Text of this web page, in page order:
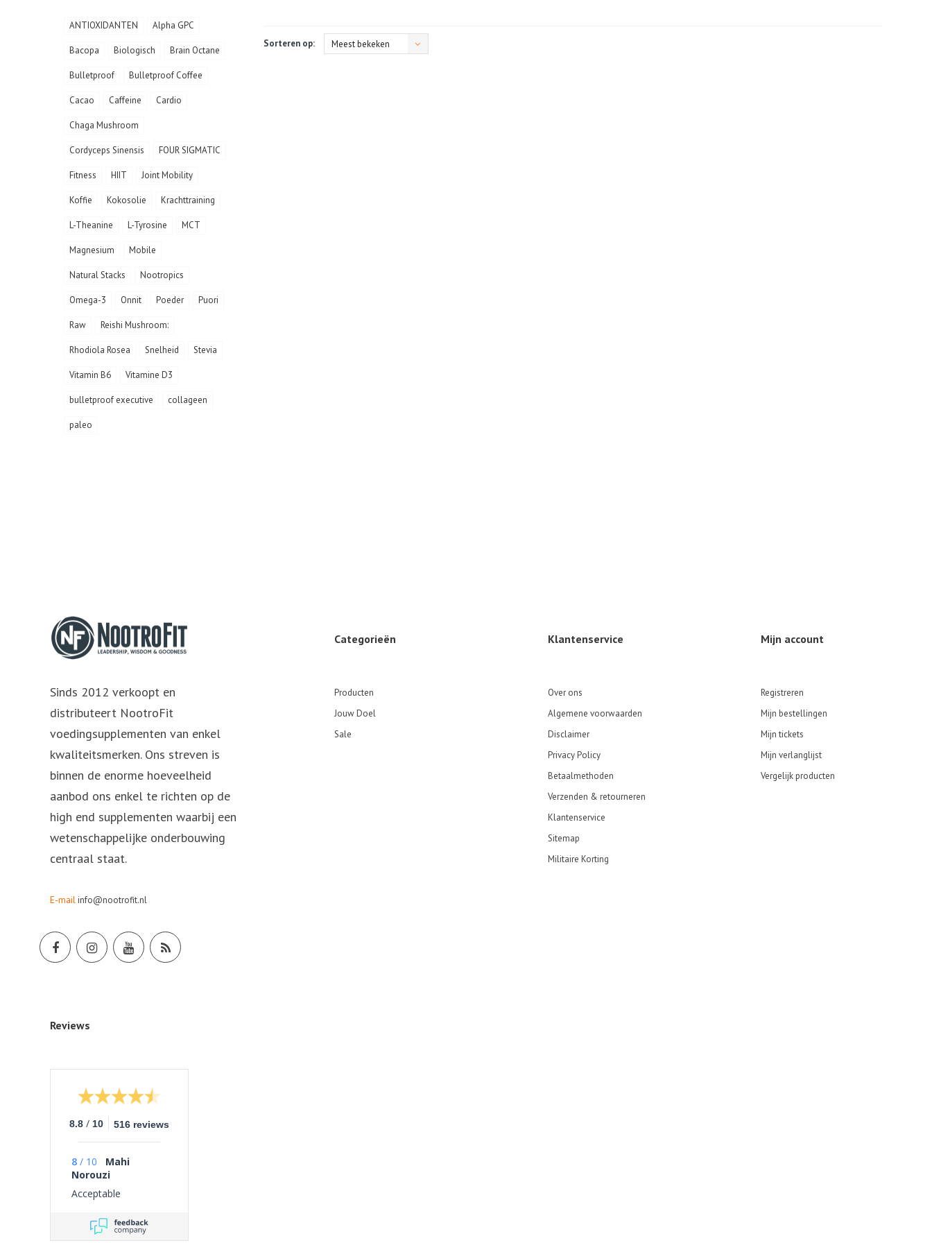
ANTIOXIDANTEN Alpha GPC
Bacopa Biologisch Brain Octane
Bulletproof Bulletproof Coffee
Cacao Caffeine Cardio
Chaga Mushroom
Cordyceps Sinensis FOUR SIGMATIC
Fitness HIIT Joint Mobility
Koffie Kokosolie Krachttraining
L-Theanine L-Tyrosine MCT
Magnesium Mobile
Natural Stacks Nootropics
Omega-3 Onnit Poeder Puori
Raw Reishi Mushroom:
Rhodiola Rosea Snelheid Stevia
Vitamin B6 Vitamine D3
bulletproof executive collageen
paleo
Sorteren op: Meest bekeken
Sinds 2012 verkoopt en
distributeert NootroFit
voedingsupplementen van enkel
kwaliteitsmerken. Ons streven is
binnen de enorme hoeveelheid
aanbod ons enkel te richten op de
high end supplementen waarbij een
wetenschappelijke onderbouwing
centraal staat.
E-mailinfo@nootrofit.nl
Categorieën
Producten
Jouw Doel
Sale
Klantenservice
Over ons
Algemene voorwaarden
Disclaimer
Privacy Policy
Betaalmethoden
Verzenden & retourneren
Klantenservice
Sitemap
Militaire Korting
Mijn account
Registreren
Mijn bestellingen
Mijn tickets
Mijn verlanglijst
Vergelijk producten
Reviews
8.8 / 10 516 reviews
8 / 10
Mahi
Norouzi
Acceptable